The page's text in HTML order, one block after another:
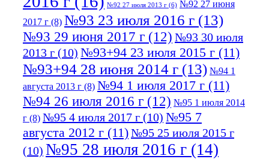
№92 27 июля 2013 г (6) №92 27 июня
2017 г (8) №93 23 июля 2016 г (13)
№93 29 июня 2017 г (12) №93 30 июля
2013 г (10) №93+94 23 июля 2015 г (11)
№93+94 28 июня 2014 г (13) №94 1
августа 2013 г (8) №94 1 июля 2017 г (11)
№94 26 июля 2016 г (12) №95 1 июля 2014
г (8) №95 4 июля 2017 г (10) №95 7
августа 2012 г (11)№95 25 июля 2015 г
(10) №95 28 июля 2016 г (14)